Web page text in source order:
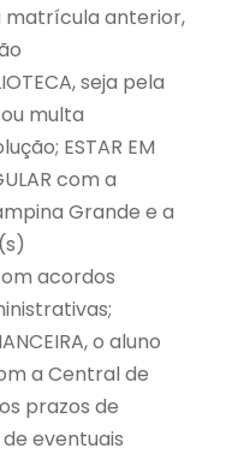
matrícula anterior,
seja pela
multa
ESTAR EM
com a
Grande e a
acordos
o aluno
a Central de
prazos de
eventuais